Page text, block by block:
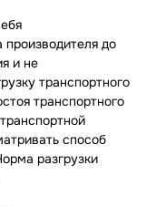
производителя до
и не
транспортного
транспортного
способ
разгрузки